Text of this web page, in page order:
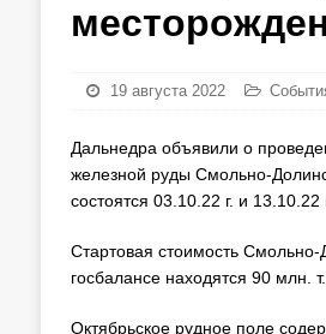
19 августа 2022
Дальнедра объявили о
железной руды Смольно-
состоятся 03.10.22 г. и 13.10.22
Стартовая стоимость
госбалансе находятся 90 млн.
Октябрьское рудное поле